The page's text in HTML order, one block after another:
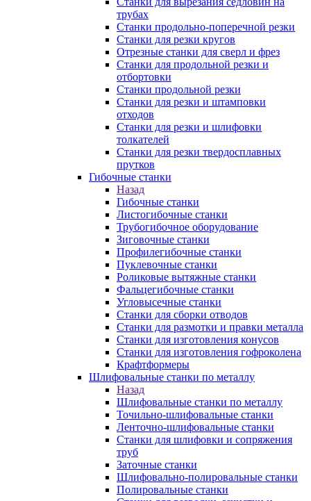
трубаx
Станки продольно-поперечной резки
Станки для резки кругов
Отрезные станки для сверл и фрез
Станки для продольной резки и
отбортовки
Станки продольной резки
Станки для резки и штамповки
отходов
Станки для резки и шлифовки
толкателей
Станки для резки твердосплавных
прутков
Гибочные станки
Назад
Гибочные станки
Листогибочные станки
Трубогибочное оборудование
Зиговочные станки
Профилегибочные станки
Пуклевочные станки
Роликовые вытяжные станки
Фальцегибочные станки
Угловысечные станки
Станки для сборки отводов
Станки для размотки и правки металла
Станки для изготовления конусов
Станки для изготовления гофроколена
Крафтформеры
Шлифовальные станки по металлу
Назад
Шлифовальные станки по металлу
Точильно-шлифовальные станки
Ленточно-шлифовальные станки
Станки для шлифовки и сопряжения
труб
Заточные станки
Шлифовально-полировальные станки
Полировальные станки